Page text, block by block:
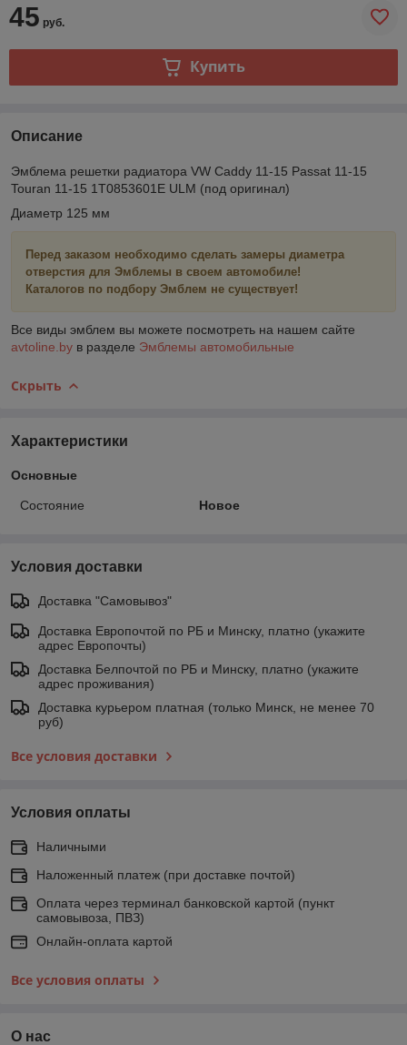
45 руб.
Купить
Описание
Эмблема решетки радиатора VW Caddy 11-15 Passat 11-15
Touran 11-15 1T0853601E ULM (под оригинал)
Диаметр 125 мм
Перед заказом необходимо сделать замеры диаметра
отверстия для Эмблемы в своем автомобиле!
Каталогов по подбору Эмблем не существует!
Все виды эмблем вы можете посмотреть на нашем сайте
avtoline.by в разделе Эмблемы автомобильные
Скрыть
Характеристики
Основные
Состояние Новое
Условия доставки
Доставка "Самовывоз"
Доставка Европочтой по РБ и Минску, платно (укажите
адрес Европочты)
Доставка Белпочтой по РБ и Минску, платно (укажите
адрес проживания)
Доставка курьером платная (только Минск, не менее 70
руб)
Все условия доставки
Условия оплаты
Наличными
Наложенный платеж (при доставке почтой)
Оплата через терминал банковской картой (пункт
самовывоза, ПВЗ)
Онлайн-оплата картой
Все условия оплаты
О нас